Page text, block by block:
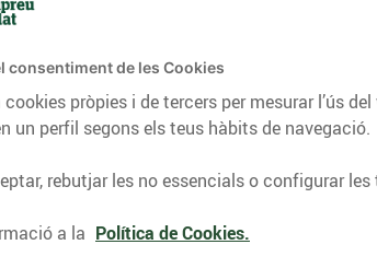
consells nutricionals, informació
del nostre territori i molts altres
CONSELLS I HÀBITS SALUDABLES
consentiment de les Cookies
pròpies i de tercers per mesurar l’ús
un perfil segons els teus hàbits de navegació.
rebutjar les no essencials o configurar les
a la Política de Cookies.